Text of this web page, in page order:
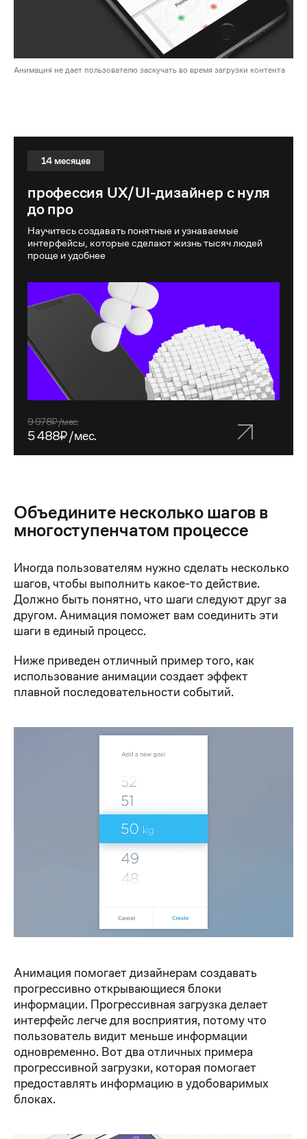
Анимация не дает пользователю заскучать во время загрузки контента
14 месяцев
профессия UX/UI-дизайнер с нуля
до про
Научитесь создавать понятные и узнаваемые
интерфейсы, которые сделают жизнь тысяч людей
проще и удобнее
9 978₽/мес.
5 488₽/мес.
Объедините несколько шагов в
многоступенчатом процессе
Иногда пользователям нужно сделать несколько
шагов, чтобы выполнить какое-то действие.
Должно быть понятно, что шаги следуют друг за
другом. Анимация поможет вам соединить эти
шаги в единый процесс.
Ниже приведен отличный пример того, как
использование анимации создает эффект
плавной последовательности событий.
Анимация помогает дизайнерам создавать
прогрессивно открывающиеся блоки
информации. Прогрессивная загрузка делает
интерфейс легче для восприятия, потому что
пользователь видит меньше информации
одновременно. Вот два отличных примера
прогрессивной загрузки, которая помогает
предоставлять информацию в удобоваримых
блоках.